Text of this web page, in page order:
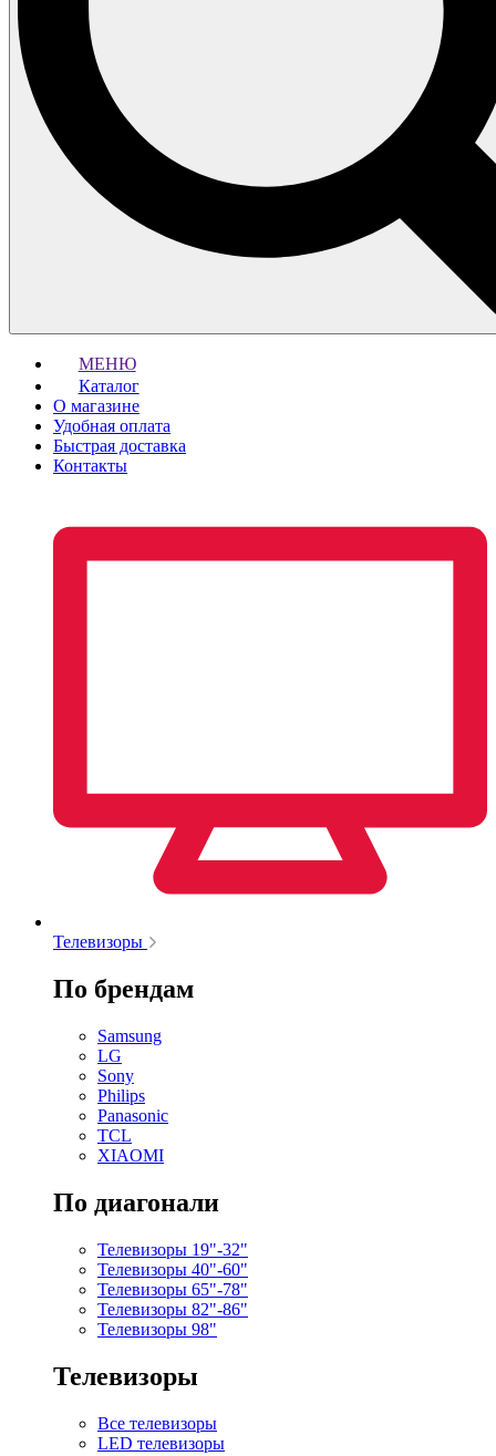
МЕНЮ
Каталог
О магазине
Удобная оплата
Быстрая доставка
Контакты
Телевизоры
По брендам
Samsung
LG
Sony
Philips
Panasonic
TCL
XIAOMI
По диагонали
Телевизоры 19"-32"
Телевизоры 40"-60"
Телевизоры 65"-78"
Телевизоры 82"-86"
Телевизоры 98"
Телевизоры
Все телевизоры
LED телевизоры